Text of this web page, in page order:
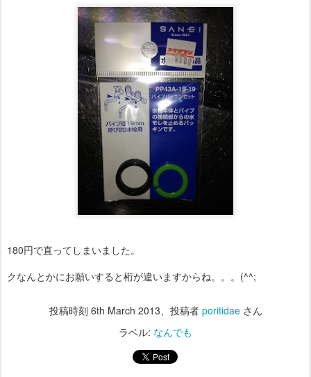
180円で直ってしまいました。
クなんとかにお願いすると桁が違いますからね。。。(^^;
投稿時刻 6th March 2013 、投稿者 poritidaeさん
ラベル: なんでも